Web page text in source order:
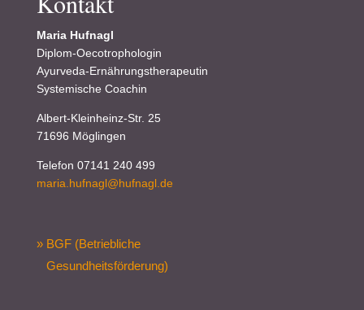
Maria Hufnagl
Diplom-Oecotrophologin
Ayurveda-Ernährungstherapeutin
Systemische Coachin
Albert-Kleinheinz-Str. 25
71696 Möglingen
Telefon 07141 240 499
maria.hufnagl@hufnagl.de
» BGF (Betriebliche
Gesundheitsförderung)